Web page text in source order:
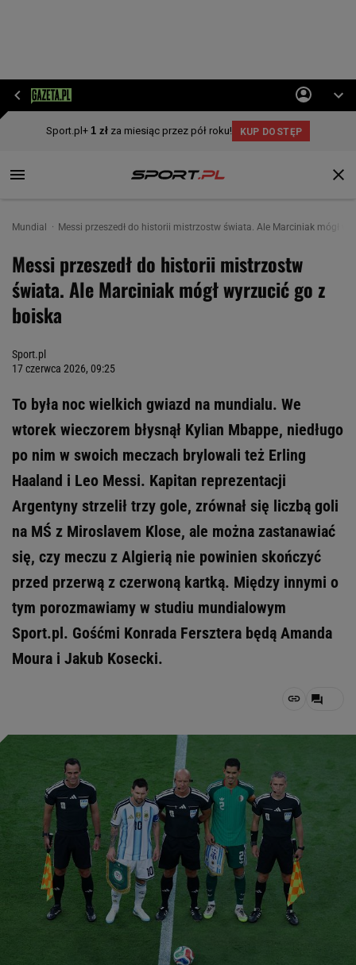
Mundial Messi przeszedł do historii mistrzostw świata. Ale Marciniak mógł
Messi przeszedł do historii mistrzostw
świata. Ale Marciniak mógł wyrzucić go z
boiska
Sport.pl
17 czerwca 2026, 09:25
To była noc wielkich gwiazd na mundialu. We
wtorek wieczorem błysnął Kylian Mbappe, niedługo
po nim w swoich meczach brylowali też Erling
Haaland i Leo Messi. Kapitan reprezentacji
Argentyny strzelił trzy gole, zrównał się liczbą goli
na MŚ z Miroslavem Klose, ale można zastanawiać
się, czy meczu z Algierią nie powinien skończyć
przed przerwą z czerwoną kartką. Między innymi o
tym porozmawiamy w studiu mundialowym
Sport.pl. Gośćmi Konrada Fersztera będą Amanda
Moura i Jakub Kosecki.